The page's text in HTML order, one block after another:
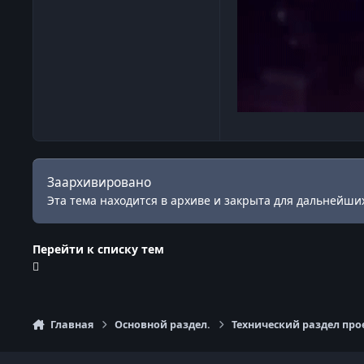
Заархивировано
Эта тема находится в архиве и закрыта для
Перейти к списку тем
Главная Основной раздел. Технический раздел